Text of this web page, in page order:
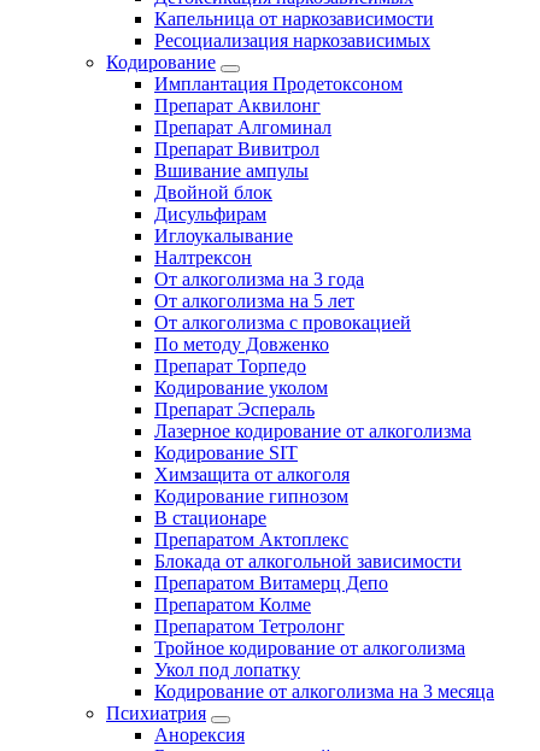
Капельница от наркозависимости
Ресоциализация наркозависимых
Кодирование
Имплантация Продетоксоном
Препарат Аквилонг
Препарат Алгоминал
Препарат Вивитрол
Вшивание ампулы
Двойной блок
Дисульфирам
Иглоукалывание
Налтрексон
От алкоголизма на 3 года
От алкоголизма на 5 лет
От алкоголизма с провокацией
По методу Довженко
Препарат Торпедо
Кодирование уколом
Препарат Эспераль
Лазерное кодирование от алкоголизма
Кодирование SIT
Химзащита от алкоголя
Кодирование гипнозом
В стационаре
Препаратом Актоплекс
Блокада от алкогольной зависимости
Препаратом Витамерц Депо
Препаратом Колме
Препаратом Тетролонг
Тройное кодирование от алкоголизма
Укол под лопатку
Кодирование от алкоголизма на 3 месяца
Психиатрия
Анорексия